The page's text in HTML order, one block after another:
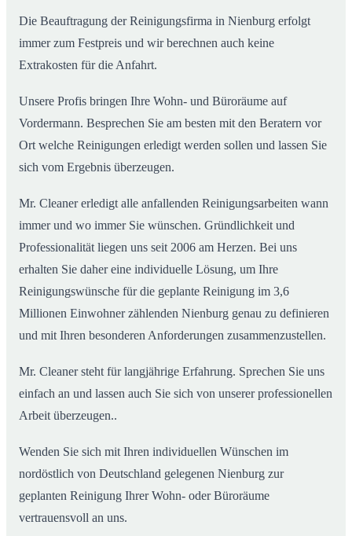
Die Beauftragung der Reinigungsfirma in Nienburg erfolgt
immer zum Festpreis und wir berechnen auch keine
Extrakosten für die Anfahrt.
Unsere Profis bringen Ihre Wohn- und Büroräume auf
Vordermann. Besprechen Sie am besten mit den Beratern vor
Ort welche Reinigungen erledigt werden sollen und lassen Sie
sich vom Ergebnis überzeugen.
Mr. Cleaner erledigt alle anfallenden Reinigungsarbeiten wann
immer und wo immer Sie wünschen. Gründlichkeit und
Professionalität liegen uns seit 2006 am Herzen. Bei uns
erhalten Sie daher eine individuelle Lösung, um Ihre
Reinigungswünsche für die geplante Reinigung im 3,6
Millionen Einwohner zählenden Nienburg genau zu definieren
und mit Ihren besonderen Anforderungen zusammenzustellen.
Mr. Cleaner steht für langjährige Erfahrung. Sprechen Sie uns
einfach an und lassen auch Sie sich von unserer professionellen
Arbeit überzeugen..
Wenden Sie sich mit Ihren individuellen Wünschen im
nordöstlich von Deutschland gelegenen Nienburg zur
geplanten Reinigung Ihrer Wohn- oder Büroräume
vertrauensvoll an uns.